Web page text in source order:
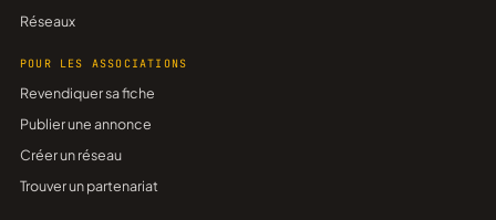
Réseaux
POUR LES ASSOCIATIONS
Revendiquer sa fiche
Publier une annonce
Créer un réseau
Trouver un partenariat